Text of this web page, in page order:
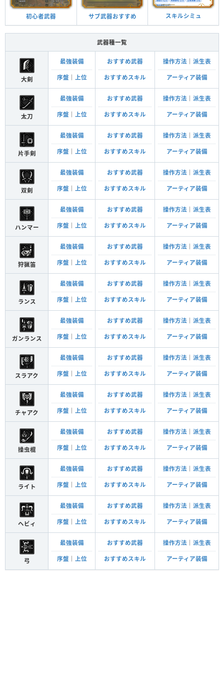
初心者武器 サブ武器おすすめ スキルシミュ
武器種一覧
大剣
最強装備
序盤 上位
おすすめ武器
おすすめスキル
操作方法 派生表
アーティア装備
太刀
最強装備
序盤 上位
おすすめ武器
おすすめスキル
操作方法 派生表
アーティア装備
片手剣
最強装備
序盤 上位
おすすめ武器
おすすめスキル
操作方法 派生表
アーティア装備
双剣
最強装備
序盤 上位
おすすめ武器
おすすめスキル
操作方法 派生表
アーティア装備
ハンマー
最強装備
序盤 上位
おすすめ武器
おすすめスキル
操作方法 派生表
アーティア装備
狩猟笛
最強装備
序盤 上位
おすすめ武器
おすすめスキル
操作方法 派生表
アーティア装備
ランス
最強装備
序盤 上位
おすすめ武器
おすすめスキル
操作方法 派生表
アーティア装備
ガンランス
最強装備
序盤 上位
おすすめ武器
おすすめスキル
操作方法 派生表
アーティア装備
スラアク
最強装備
序盤 上位
おすすめ武器
おすすめスキル
操作方法 派生表
アーティア装備
チャアク
最強装備
序盤 上位
おすすめ武器
おすすめスキル
操作方法 派生表
アーティア装備
操虫棍
最強装備
序盤 上位
おすすめ武器
おすすめスキル
操作方法 派生表
アーティア装備
ライト
最強装備
序盤 上位
おすすめ武器
おすすめスキル
操作方法 派生表
アーティア装備
ヘビィ
最強装備
序盤 上位
おすすめ武器
おすすめスキル
操作方法 派生表
アーティア装備
弓
最強装備
序盤 上位
おすすめ武器
おすすめスキル
操作方法 派生表
アーティア装備